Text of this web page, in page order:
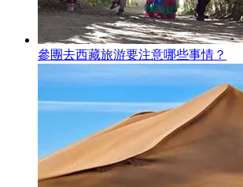
參團去西藏旅游要注意哪些事情？